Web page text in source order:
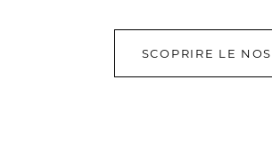
SCOPRIRE LE